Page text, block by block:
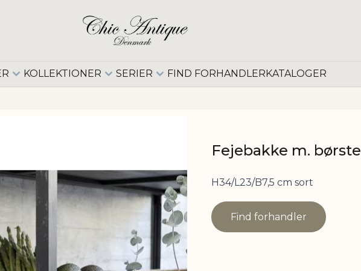
KOLLEKTIONER SERIER FIND FORHANDLERKATALOGER
Fejebakke m. børste
H34/L23/B7,5 cm sort
Find forhandler